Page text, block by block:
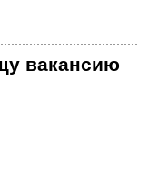
вакансию